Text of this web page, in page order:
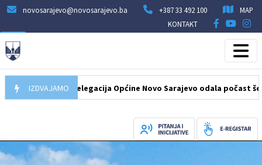
novosarajevo@novosarajevo.ba +387 33 492 100
MAP
KONTAKT
IZDVAJAMO
Delegacija Općine Novo Sarajevo odala počast šehidima